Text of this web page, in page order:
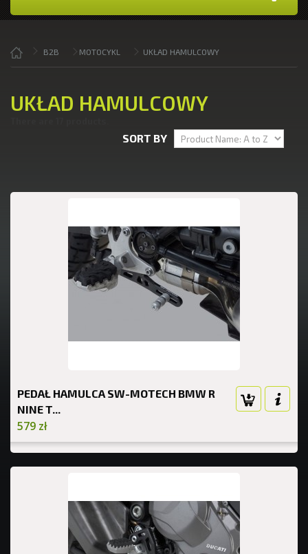
B2B MOTOCYKL UKŁAD HAMULCOWY
UKŁAD HAMULCOWY
SORT BY
PEDAŁ HAMULCA SW-MOTECH BMW R
NINE T...
579 zł